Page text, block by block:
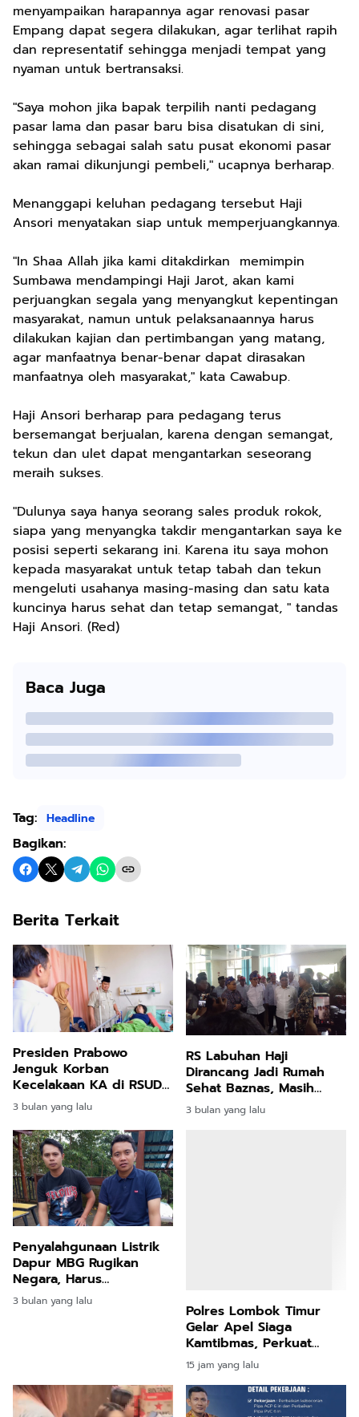
menyampaikan harapannya agar renovasi pasar
Empang dapat segera dilakukan, agar terlihat rapih
dan representatif sehingga menjadi tempat yang
nyaman untuk bertransaksi.
"Saya mohon jika bapak terpilih nanti pedagang
pasar lama dan pasar baru bisa disatukan di sini,
sehingga sebagai salah satu pusat ekonomi pasar
akan ramai dikunjungi pembeli," ucapnya berharap.
Menanggapi keluhan pedagang tersebut Haji
Ansori menyatakan siap untuk memperjuangkannya.
"In Shaa Allah jika kami ditakdirkan memimpin
Sumbawa mendampingi Haji Jarot, akan kami
perjuangkan segala yang menyangkut kepentingan
masyarakat, namun untuk pelaksanaannya harus
dilakukan kajian dan pertimbangan yang matang,
agar manfaatnya benar-benar dapat dirasakan
manfaatnya oleh masyarakat," kata Cawabup.
Haji Ansori berharap para pedagang terus
bersemangat berjualan, karena dengan semangat,
tekun dan ulet dapat mengantarkan seseorang
meraih sukses.
"Dulunya saya hanya seorang sales produk rokok,
siapa yang menyangka takdir mengantarkan saya ke
posisi seperti sekarang ini. Karena itu saya mohon
kepada masyarakat untuk tetap tabah dan tekun
mengeluti usahanya masing-masing dan satu kata
kuncinya harus sehat dan tetap semangat, " tandas
Haji Ansori. (Red)
Baca Juga
Tag: Headline
Bagikan:
Berita Terkait
Presiden Prabowo
Jenguk Korban
Kecelakaan KA di RSUD
Bekasi, Janji Evaluasi
3 bulan yang lalu
RS Labuhan Haji
Dirancang Jadi Rumah
Sehat Baznas, Masih
Tunggu Keputusan Pusat
3 bulan yang lalu
Penyalahgunaan Listrik
Dapur MBG Rugikan
Negara, Harus
Ditertibkan
3 bulan yang lalu
Polres Lombok Timur
Gelar Apel Siaga
Kamtibmas, Perkuat
Kesiapan Pengamanan
HUT Ke-81 RI dan
Kunjungan Kapolri
15 jam yang lalu